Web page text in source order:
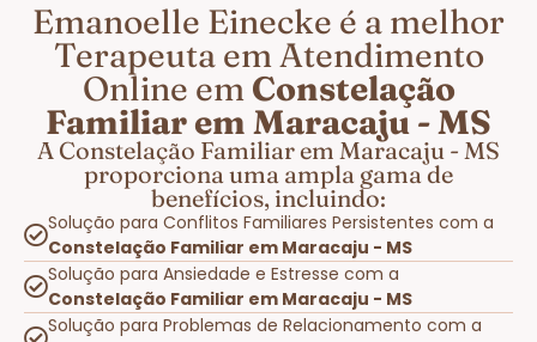
Emanoelle Einecke é a melhor
Terapeuta em Atendimento
Online em Constelação
Familiar em Maracaju - MS
A Constelação Familiar em Maracaju - MS
proporciona uma ampla gama de
benefícios, incluindo:
Solução para Conflitos Familiares Persistentes com a
Constelação Familiar em Maracaju - MS
Solução para Ansiedade e Estresse com a
Constelação Familiar em Maracaju - MS
Solução para Problemas de Relacionamento com a